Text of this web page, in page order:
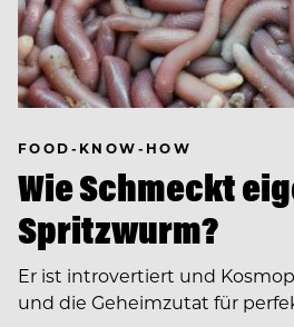
FOOD-KNOW-HOW
Wie Schmeckt
Spritzwurm?
Er ist introvertiert und
und die Geheimzutat für